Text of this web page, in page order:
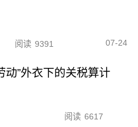
阅读 9391 07-24
动”外衣下的关税算计
阅读 6617